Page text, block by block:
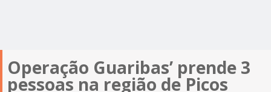
Operação Guaribas’ prende 3
pessoas na região de Picos